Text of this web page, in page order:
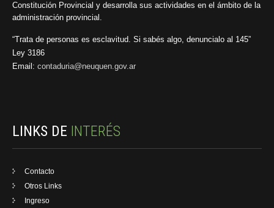
Constitución Provincial y desarrolla sus actividades en el ámbito de la
administración provincial.
“Trata de personas es esclavitud. Si sabés algo, denuncialo al 145”
Ley 3186
Email: contaduria@neuquen.gov.ar
LINKS DE INTERÉS
Contacto
Otros Links
Ingreso